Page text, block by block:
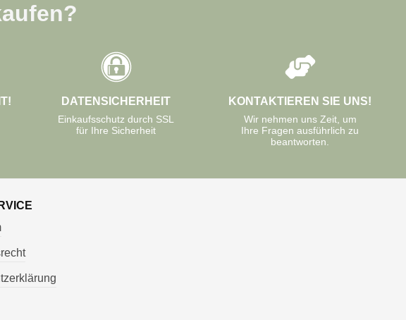
DATENSICHERHEIT
Einkaufsschutz durch SSL
für Ihre Sicherheit
KONTAKTIEREN SIE UNS!
Wir nehmen uns Zeit, um
Ihre Fragen ausführlich zu
beantworten.